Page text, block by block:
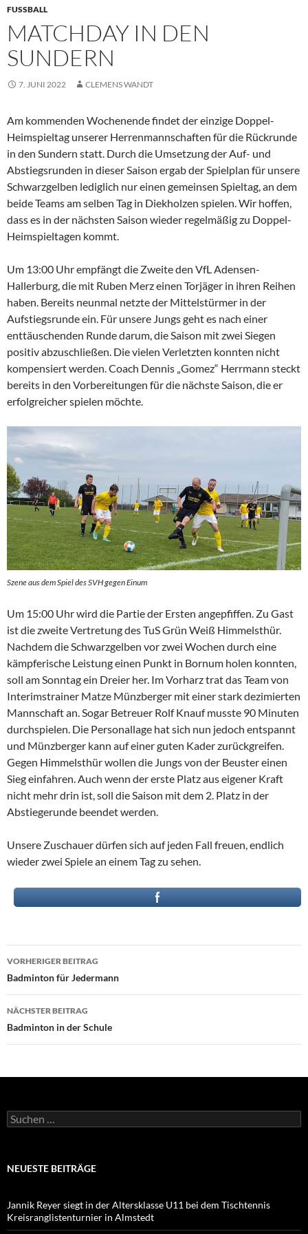
FUSSBALL
MATCHDAY IN DEN
SUNDERN
7. JUNI 2022 CLEMENS WANDT
Am kommenden Wochenende findet der einzige Doppel-
Heimspieltag unserer Herrenmannschaften für die Rückrunde
in den Sundern statt. Durch die Umsetzung der Auf- und
Abstiegsrunden in dieser Saison ergab der Spielplan für unsere
Schwarzgelben lediglich nur einen gemeinsen Spieltag, an dem
beide Teams am selben Tag in Diekholzen spielen. Wir hoffen,
dass es in der nächsten Saison wieder regelmäßig zu Doppel-
Heimspieltagen kommt.
Um 13:00 Uhr empfängt die Zweite den VfL Adensen-
Hallerburg, die mit Ruben Merz einen Torjäger in ihren Reihen
haben. Bereits neunmal netzte der Mittelstürmer in der
Aufstiegsrunde ein. Für unsere Jungs geht es nach einer
enttäuschenden Runde darum, die Saison mit zwei Siegen
positiv abzuschließen. Die vielen Verletzten konnten nicht
kompensiert werden. Coach Dennis „Gomez“ Herrmann steckt
bereits in den Vorbereitungen für die nächste Saison, die er
erfolgreicher spielen möchte.
Szene aus dem Spiel des SVH gegen Einum
Um 15:00 Uhr wird die Partie der Ersten angepfiffen. Zu Gast
ist die zweite Vertretung des TuS Grün Weiß Himmelsthür.
Nachdem die Schwarzgelben vor zwei Wochen durch eine
kämpferische Leistung einen Punkt in Bornum holen konnten,
soll am Sonntag ein Dreier her. Im Vorharz trat das Team von
Interimstrainer Matze Münzberger mit einer stark dezimierten
Mannschaft an. Sogar Betreuer Rolf Knauf musste 90 Minuten
durchspielen. Die Personallage hat sich nun jedoch entspannt
und Münzberger kann auf einer guten Kader zurückgreifen.
Gegen Himmelsthür wollen die Jungs von der Beuster einen
Sieg einfahren. Auch wenn der erste Platz aus eigener Kraft
nicht mehr drin ist, soll die Saison mit dem 2. Platz in der
Abstiegerunde beendet werden.
Unsere Zuschauer dürfen sich auf jeden Fall freuen, endlich
wieder zwei Spiele an einem Tag zu sehen.
Beitragsnavigation
VORHERIGER BEITRAG
Badminton für Jedermann
NÄCHSTER BEITRAG
Badminton in der Schule
Suchen
nach:
NEUESTE BEITRÄGE
Jannik Reyer siegt in der Altersklasse U11 bei dem Tischtennis
Kreisranglistenturnier in Almstedt